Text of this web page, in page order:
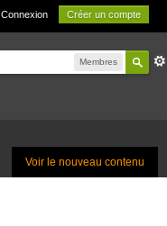
Connexion Créer un compte
Membres
Voir le nouveau contenu